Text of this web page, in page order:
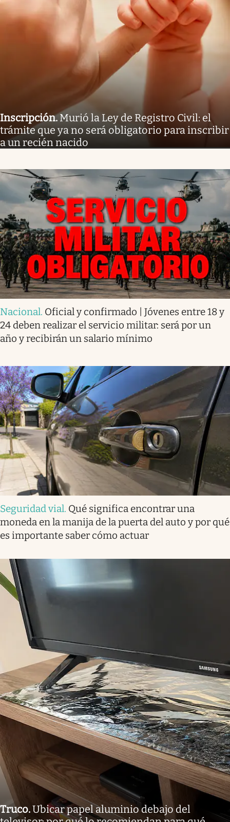
Inscripción.Murió la Ley de Registro Civil: el
trámite que ya no será obligatorio para inscribir
a un recién nacido
Nacional. Oficial y confirmado | Jóvenes entre 18 y
24 deben realizar el servicio militar: será por un
año y recibirán un salario mínimo
Seguridad vial. Qué significa encontrar una
moneda en la manija de la puerta del auto y por qué
es importante saber cómo actuar
Truco.Ubicar papel aluminio debajo del